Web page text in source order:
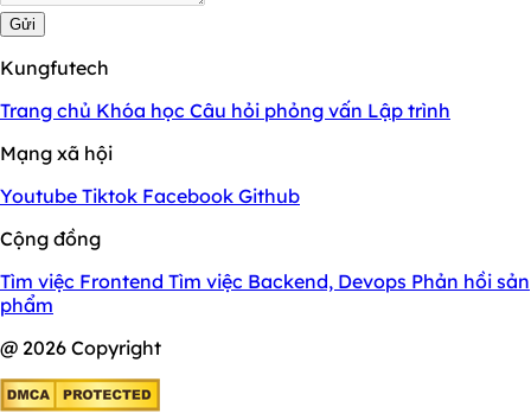
Gửi
Kungfutech
Trang chủ Khóa học Câu hỏi phỏng vấn Lập trình
Mạng xã hội
Youtube Tiktok Facebook Github
Cộng đồng
Tìm việc Frontend Tìm việc Backend, Devops Phản hồi sản
phẩm
@ 2026 Copyright